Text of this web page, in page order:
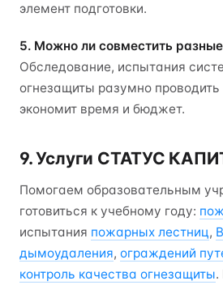
элемент подготовки.
5. Можно ли совместить
Обследование, испытания
огнезащиты разумно проводить
экономит время и бюджет.
9. Услуги СТАТУС
Помогаем образовательным
готовиться к учебному году:
испытания пожарных лестниц,
дымоудаления, ограждений
контроль качества огнезащиты.